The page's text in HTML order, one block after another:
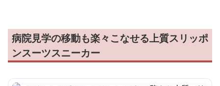
病院見学の移動も楽々こなせる上質スリッポ
ンスーツスニーカー